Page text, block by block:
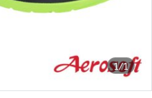
1/1